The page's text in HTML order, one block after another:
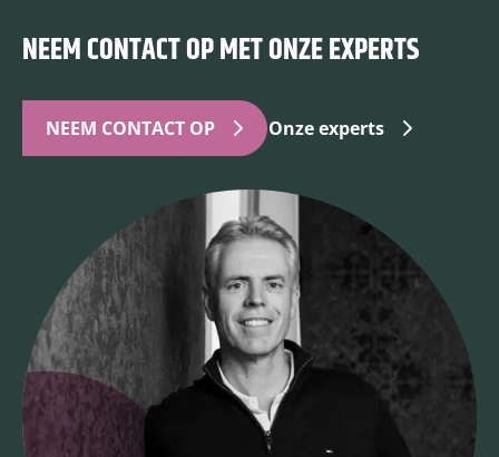
NEEM CONTACT OP MET ONZE EXPERTS
NEEM CONTACT OP Onze experts